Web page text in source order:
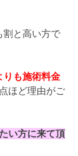
割と高い方で
りも施術料金
ほど理由がご
い方に来て頂